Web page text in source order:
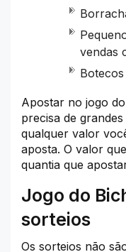
vendas
Apostar no jogo
precisa de
qualquer valor
aposta. O valor
quantia que
Jogo do
sorteios
Os sorteios não